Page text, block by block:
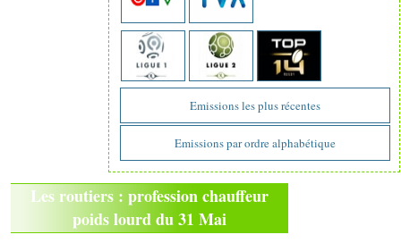
Emissions les plus récentes
Emissions par ordre alphabétique
Les routiers : profession chauffeur
poids lourd du 31 Mai